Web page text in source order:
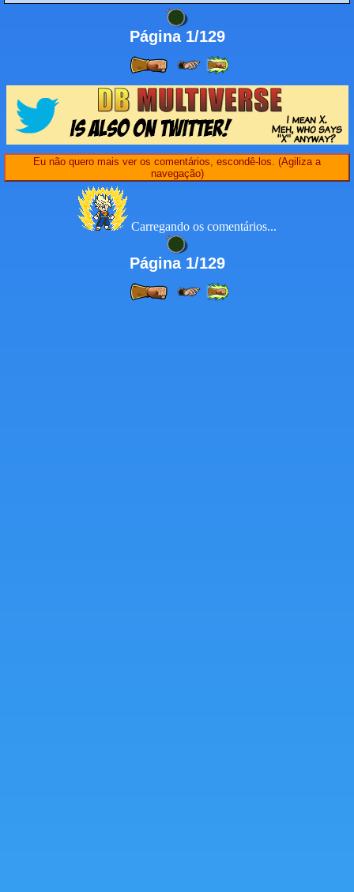
Página 1/129
Eu não quero mais ver os comentários, escondê-los. (Agiliza a
navegação)
Carregando os comentários...
Página 1/129